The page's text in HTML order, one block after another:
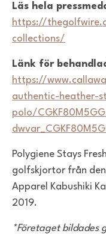
Läs hela
https://
collections/
Länk för
https://
authentic-heather-
polo/
Polygiene Stays
golfskjortor från
Apparel Kabushiki
2019.
*Företaget bildades